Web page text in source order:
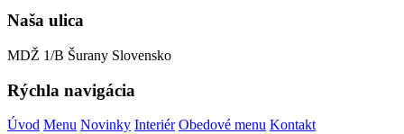
Naša ulica
MDŽ 1/B Šurany Slovensko
Rýchla navigácia
Úvod Menu Novinky Interiér Obedové menu Kontakt